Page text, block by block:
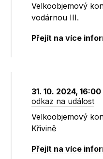
Velkoobjemový
vodárnou III.
Přejít na více
31. 10. 2024,
odkaz na událost
Velkoobjemový
Křivině
Přejít na více